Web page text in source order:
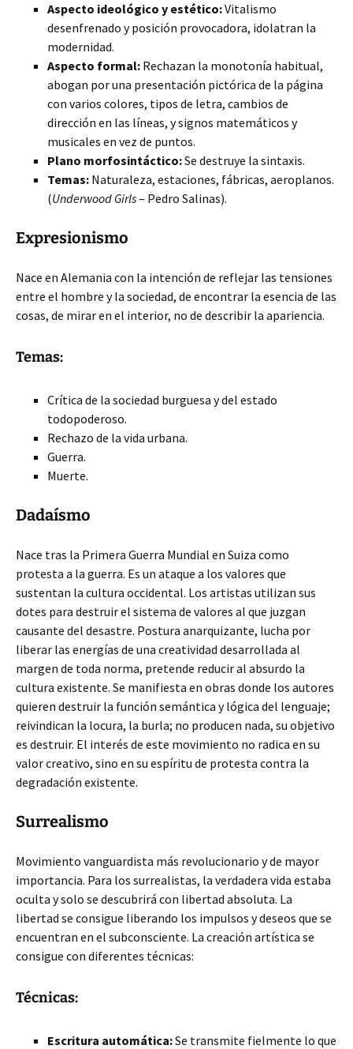
Aspecto ideológico y estético:Vitalismo
desenfrenado y posición provocadora, idolatran la
modernidad.
Aspecto formal: Rechazan la monotonía habitual,
abogan por una presentación pictórica de la página
con varios colores, tipos de letra, cambios de
dirección en las líneas, y signos matemáticos y
musicales en vez de puntos.
Plano morfosintáctico:Se destruye la sintaxis.
Temas: Naturaleza, estaciones, fábricas, aeroplanos.
(Underwood Girls– Pedro Salinas).
Expresionismo
Nace en Alemania con la intención de reflejar las tensiones
entre el hombre y la sociedad, de encontrar la esencia de las
cosas, de mirar en el interior, no de describir la apariencia.
Temas:
Crítica de la sociedad burguesa y del estado
todopoderoso.
Rechazo de la vida urbana.
Guerra.
Muerte.
Dadaísmo
Nace tras la Primera Guerra Mundial en Suiza como
protesta a la guerra. Es un ataque a los valores que
sustentan la cultura occidental. Los artistas utilizan sus
dotes para destruir el sistema de valores al que juzgan
causante del desastre. Postura anarquizante, lucha por
liberar las energías de una creatividad desarrollada al
margen de toda norma, pretende reducir al absurdo la
cultura existente. Se manifiesta en obras donde los autores
quieren destruir la función semántica y lógica del lenguaje;
reivindican la locura, la burla; no producen nada, su objetivo
es destruir. El interés de este movimiento no radica en su
valor creativo, sino en su espíritu de protesta contra la
degradación existente.
Surrealismo
Movimiento vanguardista más revolucionario y de mayor
importancia. Para los surrealistas, la verdadera vida estaba
oculta y solo se descubrirá con libertad absoluta. La
libertad se consigue liberando los impulsos y deseos que se
encuentran en el subconsciente. La creación artística se
consigue con diferentes técnicas:
Técnicas:
Escritura automática:Se transmite fielmente lo que